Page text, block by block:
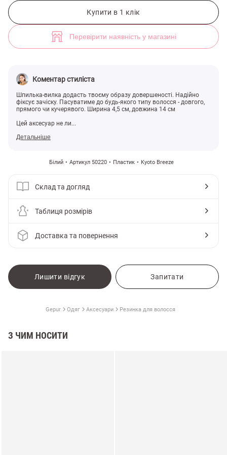
Купити в 1 клік
Перевірити наявність у магазині
Коментар стиліста
Шпилька-вилка додасть твоєму образу довершеності. Надійно
фіксує зачіску. Пасуватиме до будь-якого типу волосся - довгого,
прямого чи кучерявого. Ширина 4,5 см, довжина 14 см
Цей аксесуар не ли...
Детальніше
Білий Артикул 50220 Пластик Kyoto Breeze
Склад та догляд
Таблиця розмірів
Доставка та повернення
Лишити відгук Запитати
Gepur Одяг Аксесуари Резинка для волосся
З ЧИМ НОСИТИ
Біла шпилька для волосся (арт. 50220) ♡ інтернет-магазин Gepur